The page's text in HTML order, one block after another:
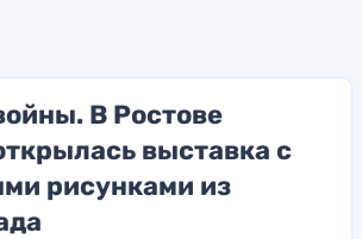
В Ростове
выставка с
рисунками из